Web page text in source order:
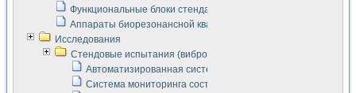
Функциональные блоки стенда "Сигнал-USB"
Аппараты биорезонансной квантовой терапии серии СКАН
Исследования
Стендовые испытания (виброакустика, тензометрия и т.п.)
Автоматизированная система измерения параметров
Система мониторинга состояния тяговых